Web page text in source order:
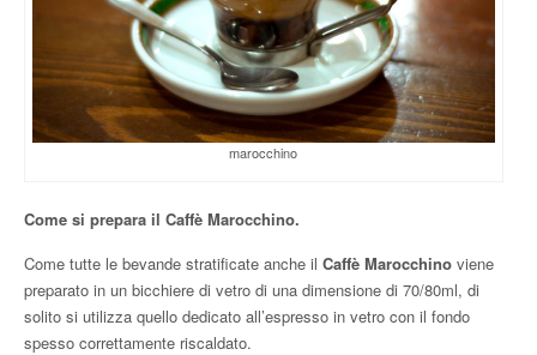
marocchino
Come si prepara il Caffè Marocchino.
Come tutte le bevande stratificate anche il Caffè Marocchino viene
preparato in un bicchiere di vetro di una dimensione di 70/80ml, di
solito si utilizza quello dedicato all’espresso in vetro con il fondo
spesso correttamente riscaldato.